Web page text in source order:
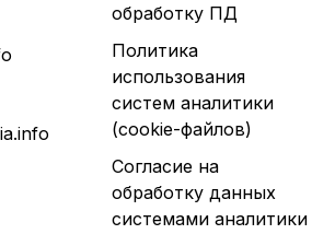
обработку ПД
Политика
использования
систем аналитики
(cookie-файлов)
Согласие на
обработку данных
системами аналитики